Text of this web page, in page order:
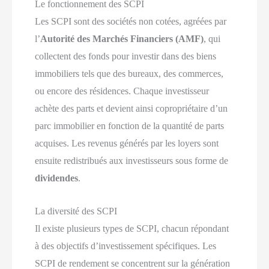
Le fonctionnement des SCPI
Les SCPI sont des sociétés non cotées, agréées par
l’Autorité des Marchés Financiers (AMF), qui
collectent des fonds pour investir dans des biens
immobiliers tels que des bureaux, des commerces,
ou encore des résidences. Chaque investisseur
achète des parts et devient ainsi copropriétaire d’un
parc immobilier en fonction de la quantité de parts
acquises. Les revenus générés par les loyers sont
ensuite redistribués aux investisseurs sous forme de
dividendes.
La diversité des SCPI
Il existe plusieurs types de SCPI, chacun répondant
à des objectifs d’investissement spécifiques. Les
SCPI de rendement se concentrent sur la génération